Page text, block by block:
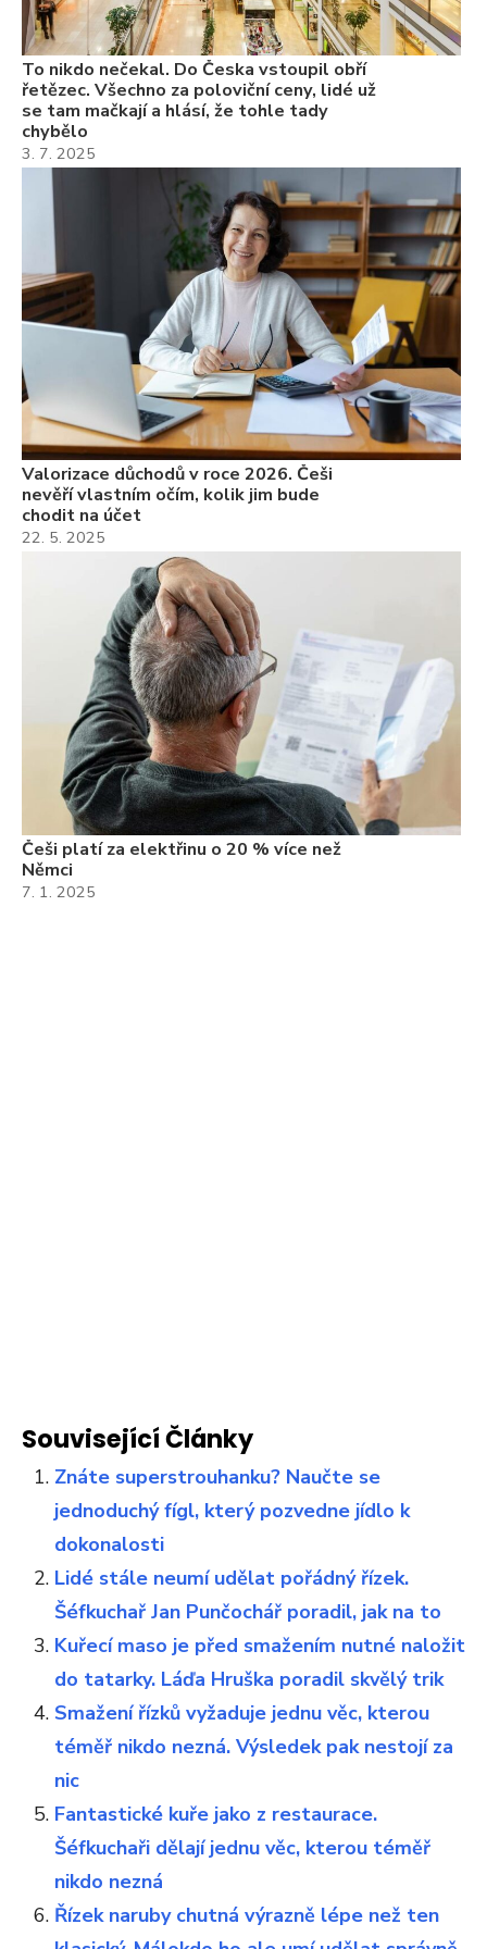
To nikdo nečekal. Do Česka vstoupil obří
řetězec. Všechno za poloviční ceny, lidé už
se tam mačkají a hlásí, že tohle tady
chybělo
3. 7. 2025
Valorizace důchodů v roce 2026. Češi
nevěří vlastním očím, kolik jim bude
chodit na účet
22. 5. 2025
Češi platí za elektřinu o 20 % více než
Němci
7. 1. 2025
Související Články
Znáte superstrouhanku? Naučte se
jednoduchý fígl, který pozvedne jídlo k
dokonalosti
Lidé stále neumí udělat pořádný řízek.
Šéfkuchař Jan Punčochář poradil, jak na to
Kuřecí maso je před smažením nutné naložit
do tatarky. Láďa Hruška poradil skvělý trik
Smažení řízků vyžaduje jednu věc, kterou
téměř nikdo nezná. Výsledek pak nestojí za
nic
Fantastické kuře jako z restaurace.
Šéfkuchaři dělají jednu věc, kterou téměř
nikdo nezná
Řízek naruby chutná výrazně lépe než ten